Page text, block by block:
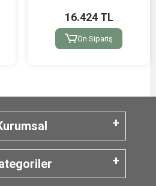
16.424 TL
Ön Sipariş